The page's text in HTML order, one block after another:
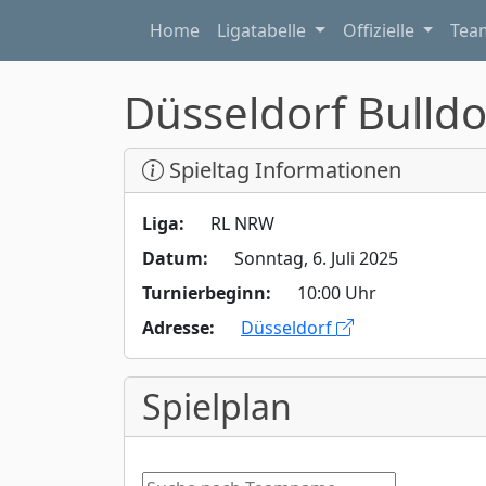
Home Ligatabelle Offizielle
Düsseldorf
Spieltag Informationen
Liga:
RL NRW
Datum:
Sonntag, 6. Juli 2025
Turnierbeginn:
10:00 Uhr
Adresse:
Düsseldorf
Spielplan